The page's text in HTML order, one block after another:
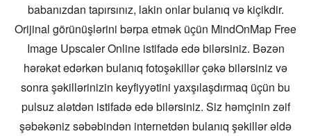
babanızdan tapırsınız, lakin onlar bulanıq və kiçikdir.
Orijinal görünüşlərini bərpa etmək üçün MindOnMap Free
Image Upscaler Online istifadə edə bilərsiniz. Bəzən
hərəkət edərkən bulanıq fotoşəkillər çəkə bilərsiniz və
sonra şəkillərinizin keyfiyyətini yaxşılaşdırmaq üçün bu
pulsuz alətdən istifadə edə bilərsiniz. Siz həmçinin zəif
şəbəkəniz səbəbindən internetdən bulanıq şəkillər əldə